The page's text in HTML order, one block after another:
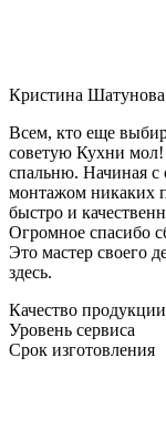
Кристина Шатунова
Всем, кто еще
советую Кухни
спальню. Начиная с
монтажом никаких
быстро и
Огромное спасибо
Это мастер своего
здесь.
Качество продукции
Уровень сервиса
Срок изготовления